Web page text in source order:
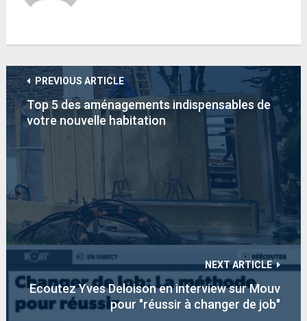
PREVIOUS ARTICLE
Top 5 des aménagements indispensables de
votre nouvelle habitation
NEXT ARTICLE
Ecoutez Yves Deloison en interview sur Mouv
pour "réussir à changer de job"